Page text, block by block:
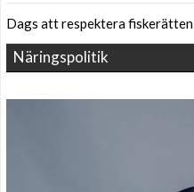
Dags att respektera fiskerätten
Näringspolitik